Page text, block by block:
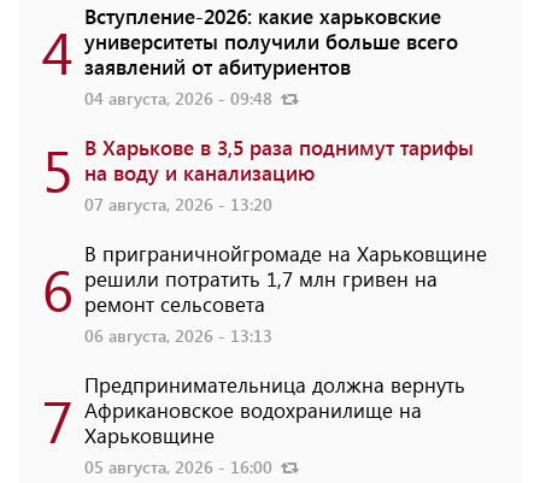
4 Вступление-2026: какие харьковские
университеты получили больше всего
заявлений от абитуриентов
04 августа, 2026 - 09:48
5 В Харькове в 3,5 раза поднимут тарифы
на воду и канализацию
07 августа, 2026 - 13:20
6 В приграничнойгромаде на Харьковщине
решили потратить 1,7 млн ​​гривен на
ремонт сельсовета
06 августа, 2026 - 13:13
7 Предпринимательница должна вернуть
Африкановское водохранилище на
Харьковщине
05 августа, 2026 - 16:00